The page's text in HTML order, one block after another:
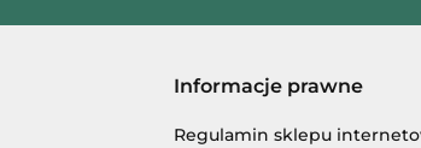
Informacje prawne
Regulamin sklepu